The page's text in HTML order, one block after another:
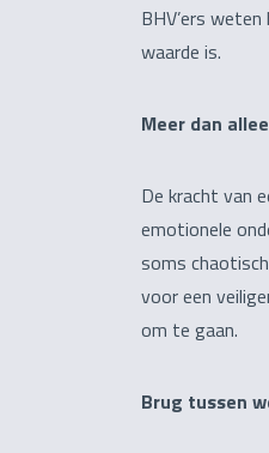
BHV’ers
waarde is.
Meer dan
De kracht van
emotionele
soms
voor een
om te gaan.
Brug tussen